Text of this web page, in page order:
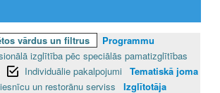
vārdus un filtrus
Programmu
izglītība pēc speciālās pamatizglītības
Individuālie pakalpojumi
Tematiskā joma
un restorānu serviss
Izglītotāja